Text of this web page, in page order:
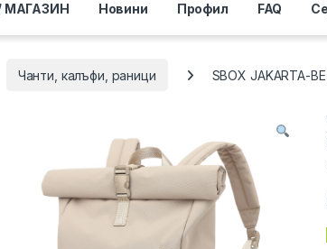
МАГАЗИН Новини Профил FAQ
Чанти, калъфи, раници SBOX JAKARTA-